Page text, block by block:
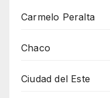
Carmelo Peralta
Chaco
Ciudad del Este